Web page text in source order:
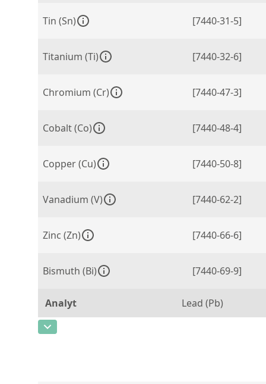
Tin (Sn) [7440-31-5]
Titanium (Ti) [7440-32-6]
Chromium (Cr) [7440-47-3]
Cobalt (Co) [7440-48-4]
Copper (Cu) [7440-50-8]
Vanadium (V) [7440-62-2]
Zinc (Zn) [7440-66-6]
Bismuth (Bi) [7440-69-9]
Analyt
Lead (Pb)
CAS-Nummer